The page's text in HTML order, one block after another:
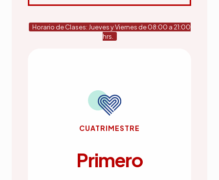
Horario de Clases: Jueves y Viernes de 08:00 a 21:00
hrs.
CUATRIMESTRE
Primero